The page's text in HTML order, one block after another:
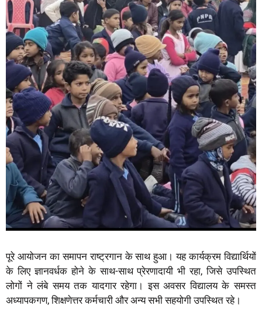
पूरे आयोजन का समापन राष्ट्रगान के साथ हुआ। यह कार्यक्रम विद्यार्थियों
के लिए ज्ञानवर्धक होने के साथ-साथ प्रेरणादायी भी रहा, जिसे उपस्थित
लोगों ने लंबे समय तक यादगार रहेगा। इस अवसर विद्यालय के समस्त
अध्यापकगण, शिक्षणेत्तर कर्मचारी और अन्य सभी सहयोगी उपस्थित रहे।